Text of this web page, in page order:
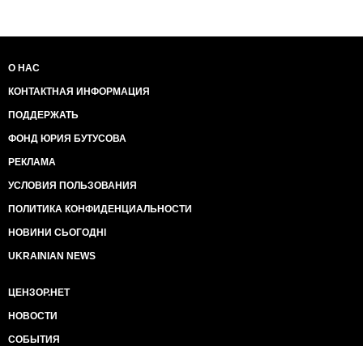
О НАС
КОНТАКТНАЯ ИНФОРМАЦИЯ
ПОДДЕРЖАТЬ
ФОНД ЮРИЯ БУТУСОВА
РЕКЛАМА
УСЛОВИЯ ПОЛЬЗОВАНИЯ
ПОЛИТИКА КОНФИДЕНЦИАЛЬНОСТИ
НОВИНИ СЬОГОДНІ
UKRAINIAN NEWS
ЦЕНЗОР.НЕТ
НОВОСТИ
СОБЫТИЯ